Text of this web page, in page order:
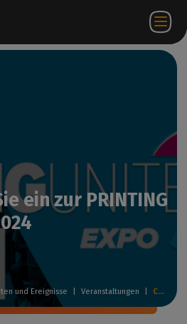
DE
ein zur PRINTING
und Ereignisse Veranstaltungen Caldera lädt Sie ein zur PRINTING United Expo 2024